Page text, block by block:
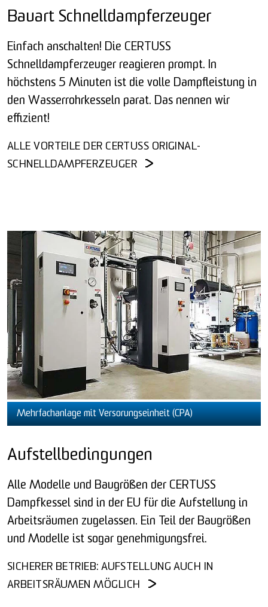
Bauart Schnelldampferzeuger
Einfach anschalten! Die CERTUSS
Schnelldampferzeuger reagieren prompt. In
höchstens 5 Minuten ist die volle Dampfleistung in
den Wasserrohrkesseln parat. Das nennen wir
effizient!
ALLE VORTEILE DER CERTUSS ORIGINAL-
SCHNELLDAMPFERZEUGER
Mehrfachanlage mit Versorungseinheit (CPA)
Aufstellbedingungen
Alle Modelle und Baugrößen der CERTUSS
Dampfkessel sind in der EU für die Aufstellung in
Arbeitsräumen zugelassen. Ein Teil der Baugrößen
und Modelle ist sogar genehmigungsfrei.
SICHERER BETRIEB: AUFSTELLUNG AUCH IN
ARBEITSRÄUMEN MÖGLICH